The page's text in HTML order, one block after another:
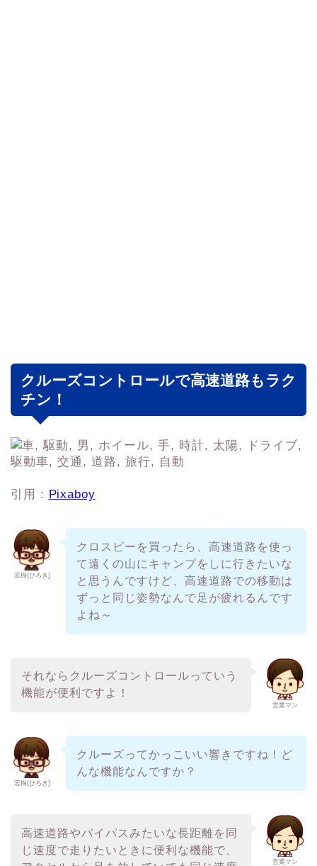
クルーズコントロールで高速道路もラク
チン！
引用： Pixaboy
宏樹(ひろき)
クロスビーを買ったら、高速道路を使っ
て遠くの山にキャンプをしに行きたいな
と思うんですけど、高速道路での移動は
ずっと同じ姿勢なんで足が疲れるんです
よね～
営業マン
それならクルーズコントロールっていう
機能が便利ですよ！
宏樹(ひろき)
クルーズってかっこいい響きですね！ど
んな機能なんですか？
営業マン
高速道路やバイパスみたいな長距離を同
じ速度で走りたいときに便利な機能で、